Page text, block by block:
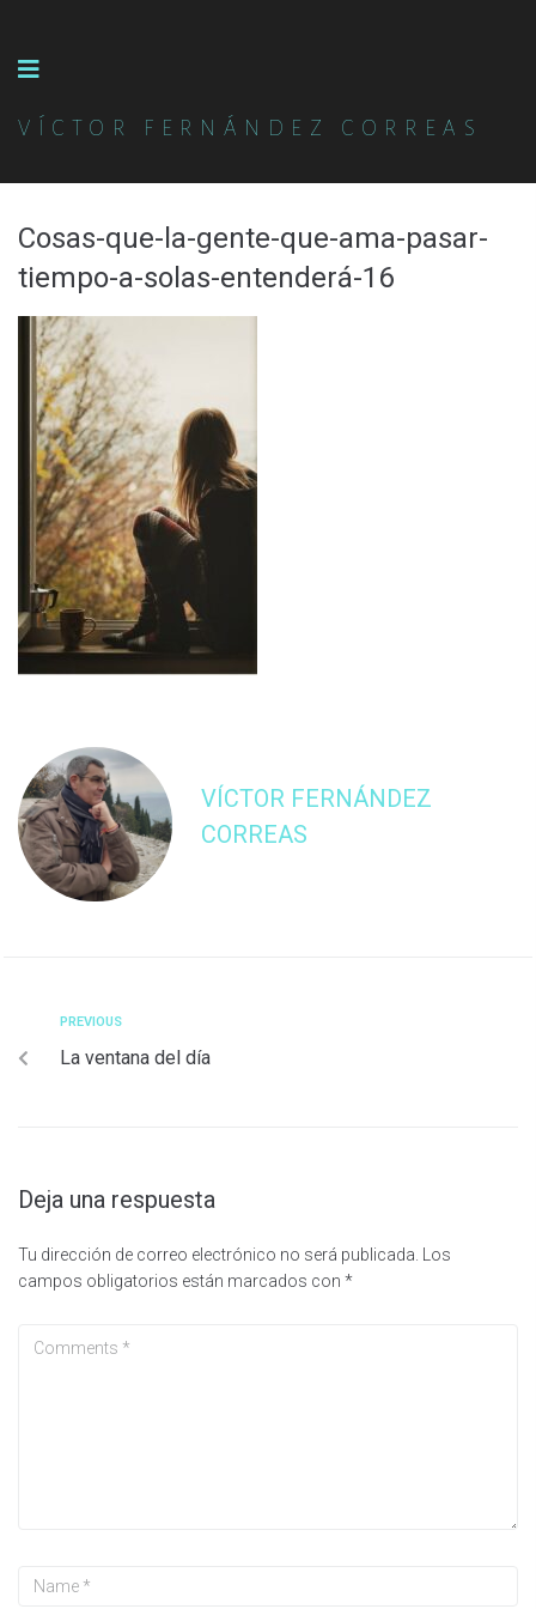
VÍCTOR FERNÁNDEZ CORREAS
Cosas-que-la-gente-que-ama-pasar-
tiempo-a-solas-entenderá-16
VÍCTOR FERNÁNDEZ
CORREAS
PREVIOUS
La ventana del día
Deja una respuesta
Tu dirección de correo electrónico no será publicada.
Los
campos obligatorios están marcados con *